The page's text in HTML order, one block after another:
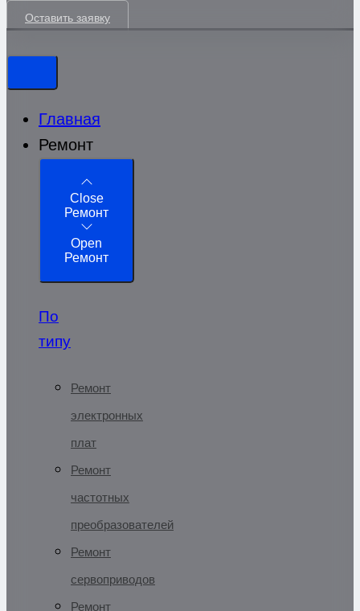
Оставить заявку
Главная
Ремонт
Close
Ремонт
Open
Ремонт
По
типу
Ремонт
электронных
плат
Ремонт
частотных
преобразователей
Ремонт
сервоприводов
Ремонт